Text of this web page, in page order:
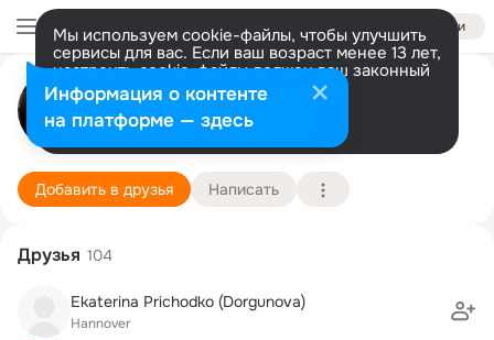
Войти
Мы используем cookie-файлы, чтобы улучшить
сервисы для вас. Если ваш возраст менее 13 лет,
настроить cookie-файлы должен ваш законный
представитель. Больше информации
Разрешить все Настроить
Рома Рауш
Hannover / Усть-Каменогорск
4 школа
Подробнее
Добавить в друзья Написать
Друзья 104
Ekaterina Prichodko (Dorgunova)
Hannover
Информация о контенте
на платформе — здесь